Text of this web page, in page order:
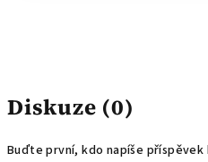
Diskuze (0)
Buďte první, kdo napíše